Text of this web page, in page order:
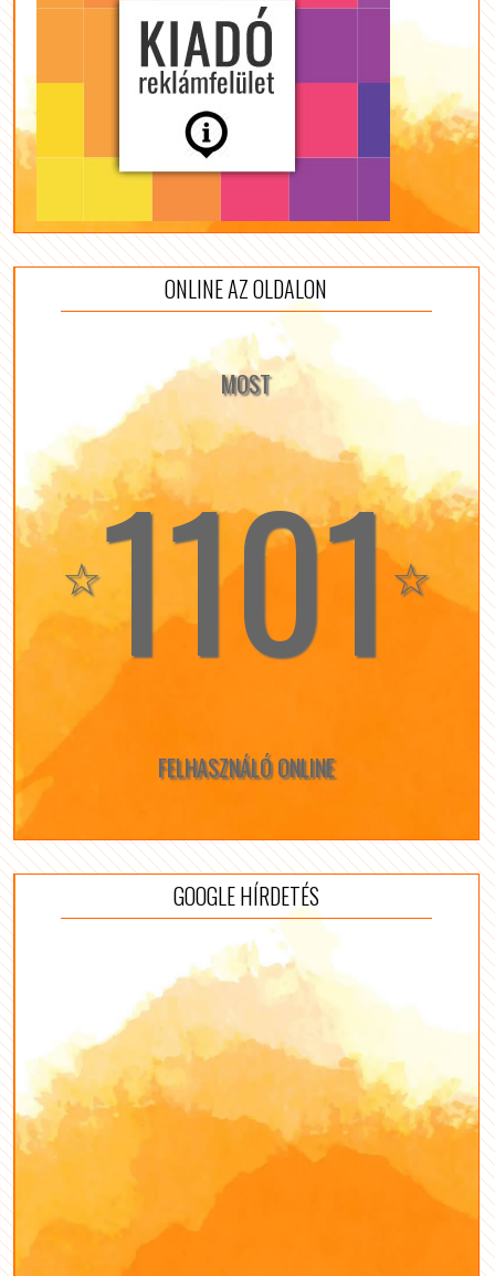
ONLINE AZ OLDALON
MOST
☆1101☆
FELHASZNÁLÓ ONLINE
GOOGLE HÍRDETÉS